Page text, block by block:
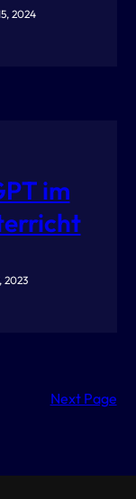
2024
im
2023
Next Page